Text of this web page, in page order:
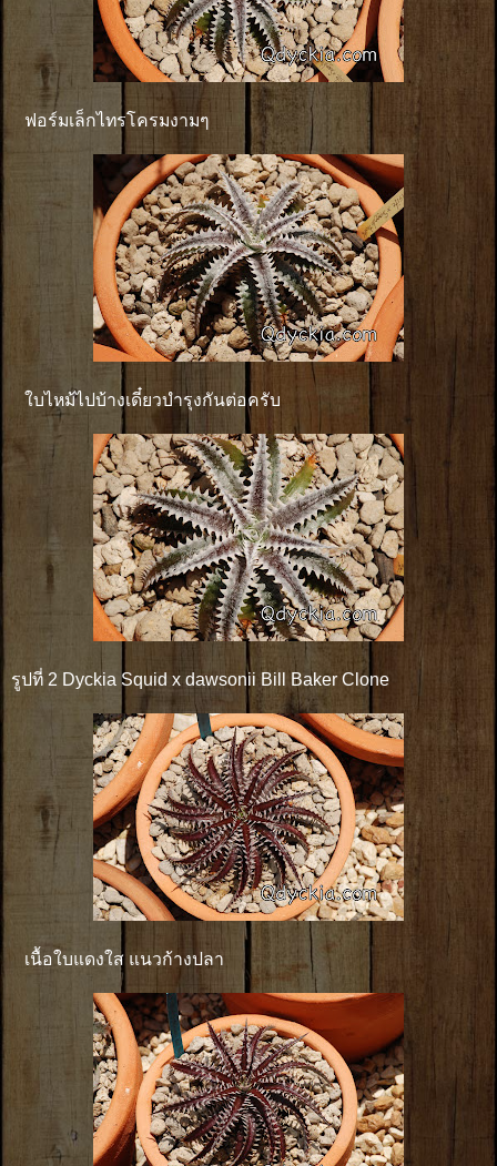
ฟอร์มเล็กไทรโครมงามๆ
ใบไหม้ไปบ้างเดี๋ยวบำรุงกันต่อครับ
รูปที่ 2 Dyckia Squid x dawsonii Bill Baker Clone
เนื้อใบแดงใส แนวก้างปลา